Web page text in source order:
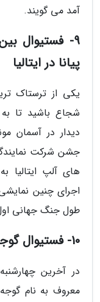
آمد می گویند.
9- فستیوال
پیانا در ایتالیا
یکی از ترستاک
شجاع باشید تا
دیدار در آسمان
جشن شرکت
های آلپ
اجرای چنین
طول جنگ جهانی
10- فستیوال گوجه فرنگی اسپانیا
در آخرین
معروف به نام